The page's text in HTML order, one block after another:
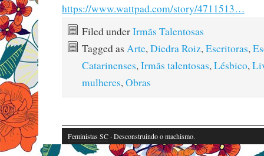
https://www.wattpad.com/story/4711513…
Filed underIrmãs Talentosas
Tagged as Arte,Diedra Roiz,Escritoras,
Catarinenses,Irmãs talentosas,Lésbico,
mulheres,Obras
Feministas SC· Desconstruindo o machismo.